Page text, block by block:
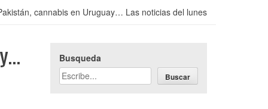
cannabis en Uruguay… Las noticias del lunes
Busqueda
Buscar